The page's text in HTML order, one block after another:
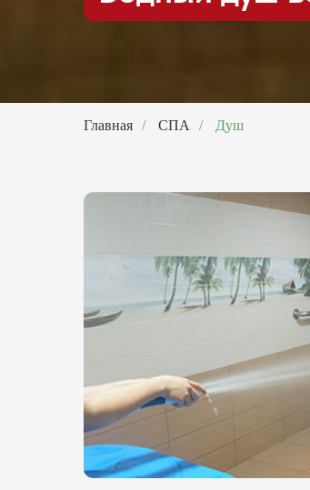
Главная / СПА / Душ